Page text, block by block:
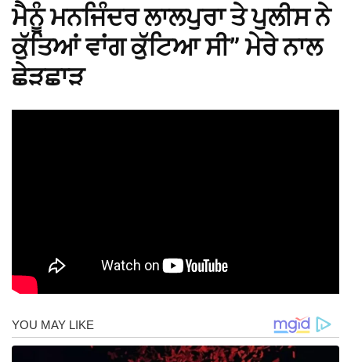
ਮੈਨੂੰ ਮਨਜਿੰਦਰ ਲਾਲਪੁਰਾ ਤੇ ਪੁਲੀਸ ਨੇ
ਕੁੱਤਿਆਂ ਵਾਂਗ ਕੁੱਟਿਆ ਸੀ” ਮੇਰੇ ਨਾਲ
ਛੇੜਛਾੜ